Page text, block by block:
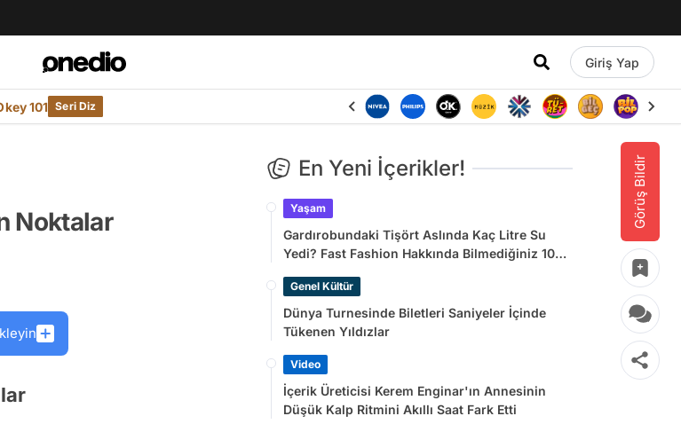
Giriş Yap
101 Seri Diz
Görüş Bildir
Noktalar
En Yeni İçerikler!
Yaşam
Gardırobundaki Tişört Aslında Kaç Litre Su
Yedi? Fast Fashion Hakkında Bilmediğiniz 10
Genel Kültür
Dünya Turnesinde Biletleri Saniyeler İçinde
Tükenen Yıldızlar
Video
İçerik Üreticisi Kerem Enginar'ın Annesinin
Düşük Kalp Ritmini Akıllı Saat Fark Etti